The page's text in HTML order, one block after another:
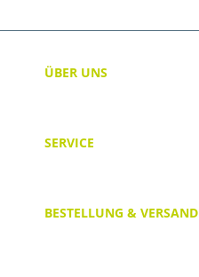
ÜBER UNS
SERVICE
BESTELLUNG & VERSAND